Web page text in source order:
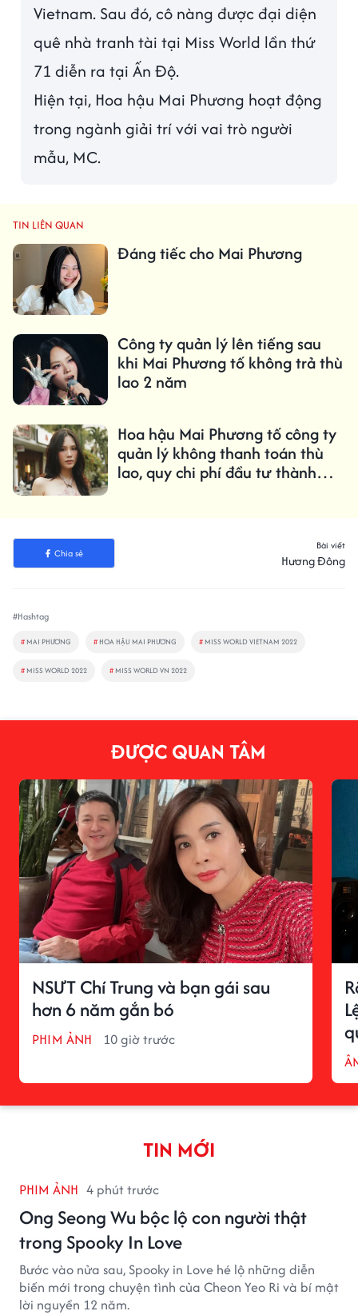
Vietnam. Sau đó, cô nàng được đại diện
quê nhà tranh tài tại Miss World lần thứ
71 diễn ra tại Ấn Độ.
Hiện tại, Hoa hậu Mai Phương hoạt động
trong ngành giải trí với vai trò người
mẫu, MC.
TIN LIÊN QUAN
Đáng tiếc cho Mai Phương
Công ty quản lý lên tiếng sau
khi Mai Phương tố không trả thù
lao 2 năm
Hoa hậu Mai Phương tố công ty
quản lý không thanh toán thù
lao, quy chi phí đầu tư thành
Chia sẻ
Bài viết
Hương Đông
#Hashtag
# MAI PHƯƠNG # HOA HẬU MAI PHƯƠNG # MISS WORLD VIETNAM 2022
# MISS WORLD 2022 # MISS WORLD VN 2022
ĐƯỢC QUAN TÂM
NSƯT Chí Trung và bạn gái sau
hơn 6 năm gắn bó
PHIM ẢNH 10 giờ trước
TIN MỚI
PHIM ẢNH 4 phút trước
Ong Seong Wu bộc lộ con người thật
trong Spooky In Love
Bước vào nửa sau, Spooky in Love hé lộ những diễn
biến mới trong chuyện tình của Cheon Yeo Ri và bí mật
lời nguyền 12 năm.